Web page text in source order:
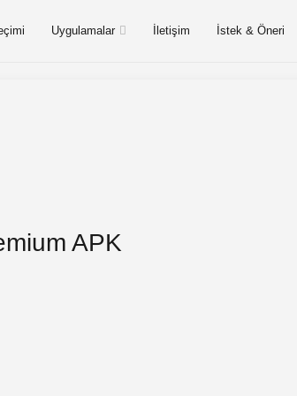
Uygulamalar İletişim İstek & Öneri
APK